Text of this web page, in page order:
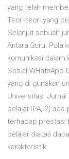
yang telah
Teori-teori yang
Selanjut sebuah
Antara Guru. Pola
komunikasi
Sosial WHatsApp
yang di gunakan
Universitas Jurnal
belajar IPA, 2)
terhadap prestasi
belajar diatas
karakteristik